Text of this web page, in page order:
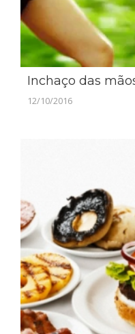
Inchaço das
12/10/2016